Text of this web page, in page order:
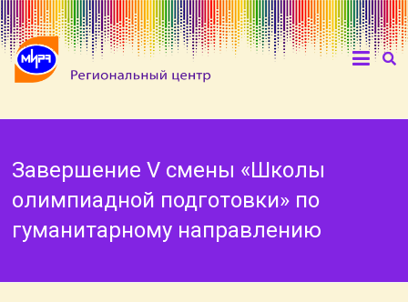
Завершение V смены «Школы
олимпиадной подготовки» по
гуманитарному направлению